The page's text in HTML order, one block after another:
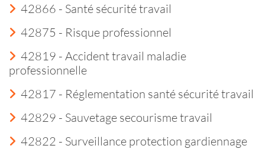
42866 - Santé sécurité travail
42875 - Risque professionnel
42819 - Accident travail maladie
professionnelle
42817 - Réglementation santé sécurité travail
42829 - Sauvetage secourisme travail
42822 - Surveillance protection gardiennage